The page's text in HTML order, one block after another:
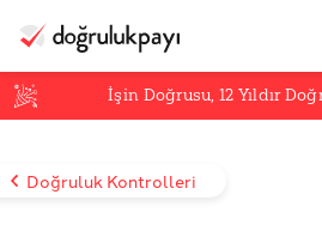
İşin Doğrusu,12 Yıldır
Doğruluk Kontrolleri